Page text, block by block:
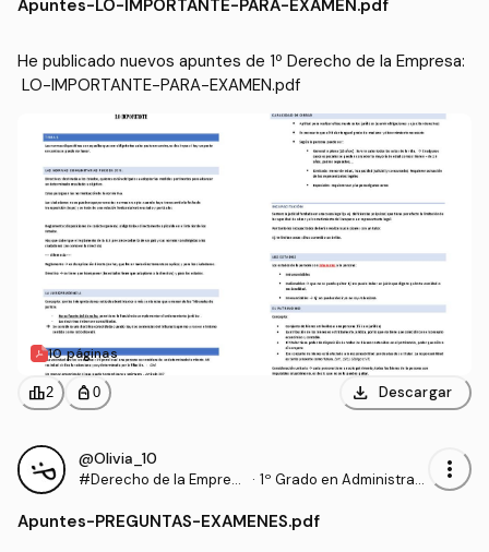
sas (UPV)
Apuntes-LO-IMPORTANTE-PARA-EXAMEN.pdf
He publicado nuevos apuntes de 1º Derecho de la Empresa:
LO-IMPORTANTE-PARA-EXAMEN.pdf
10 páginas
leaderboard2 personal_bag 0 download Descargar
@Olivia_10
#Derecho de la Empres
· 1º Grado en Administraci
sas (UPV)
more_vert
Apuntes-PREGUNTAS-EXAMENES.pdf